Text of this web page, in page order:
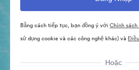
Bằng cách tiếp tục, bạn đồng ý với Chính
sử dụng cookie và các công nghệ khác) và
Hoặc